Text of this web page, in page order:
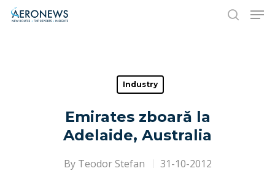
Hit enter to search or ESC to close
Industry
Emirates zboară la
Adelaide, Australia
By Teodor Stefan 31-10-2012